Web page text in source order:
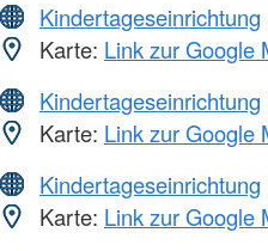
Kindertageseinrichtung
Karte: Link zur Google
Kindertageseinrichtung
Karte: Link zur Google
Kindertageseinrichtung
Karte: Link zur Google